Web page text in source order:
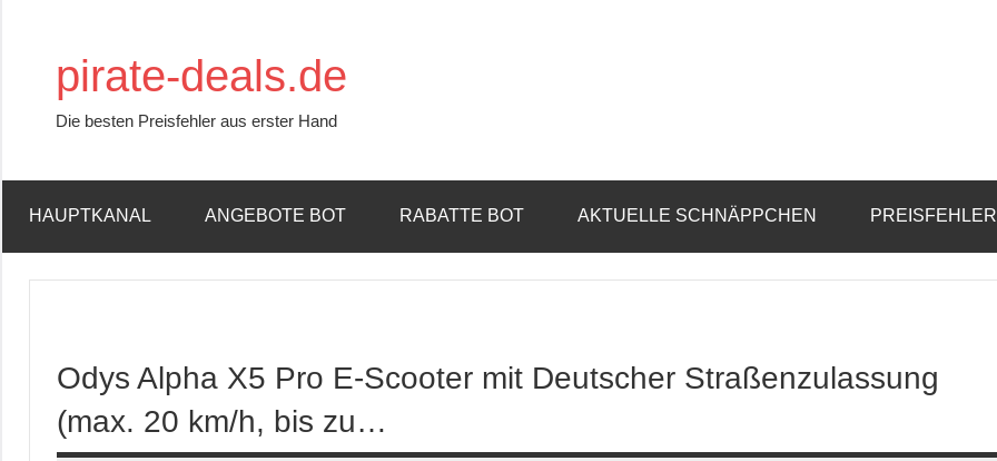
springenpirate-deals.de
Die besten Preisfehler aus erster Hand
HAUPTKANAL ANGEBOTE BOT RABATTE BOT AKTUELLE SCHNÄPPCHEN
Odys Alpha X5 Pro E-Scooter mit Deutscher Straßenzulassung
(max. 20 km/h, bis zu…